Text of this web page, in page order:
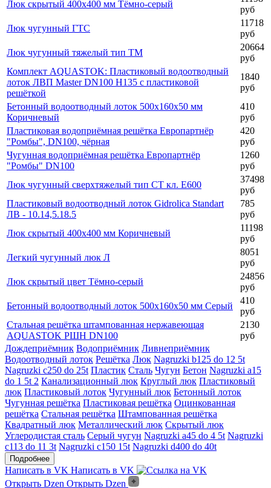
Люк скрытый 400х400 мм Бронза
11198
руб
Чугунная ячеистая водоприёмная решётка Gidrolica
2100
руб
Люк чугунный средний тип С
10458
руб
Люк скрытый 400х400 мм Тёмно-серый
11198
руб
Люк чугунный ГТС
11718
руб
Люк чугунный тяжелый тип ТМ
20664
руб
Комплект AQUASTOK: Пластиковый водоотводный
лоток ЛВП Master DN100 H135 с пластиковой
решёткой
1840
руб
Бетонный водоотводный лоток 500х160х50 мм
Коричневый
410
руб
Пластиковая водоприёмная решётка Европартнёр
"Ромбы", DN100, чёрная
420
руб
Чугунная водоприёмная решётка Европартнёр
1260
руб
Люк чугунный сверхтяжелый тип СТ кл. Е600
37498
руб
Пластиковый водоотводный лоток Gidrolica Standart
785
руб
Люк скрытый 400х400 мм Коричневый
11198
руб
Легкий чугунный люк Л
8051
руб
Люк скрытый цвет Тёмно-серый
24856
руб
Бетонный водоотводный лоток 500х160х50 мм Серый
410
руб
Стальная решётка штампованная нержавеющая
AQUASTOK РШН DN100
Дождеприёмник Водоприёмник Ливнеприёмник
Водоотводный лоток Решётка Люк Nagruzki b125 do 12 5t
Nagruzki c250 do 25t Пластик Сталь Чугун Бетон Nagruzki a15
do 1 5t 2 Канализационный люк
люк Пластиковый лоток Чугунный люк Бетонный лоток
Чугунная решётка Пластиковая решётка